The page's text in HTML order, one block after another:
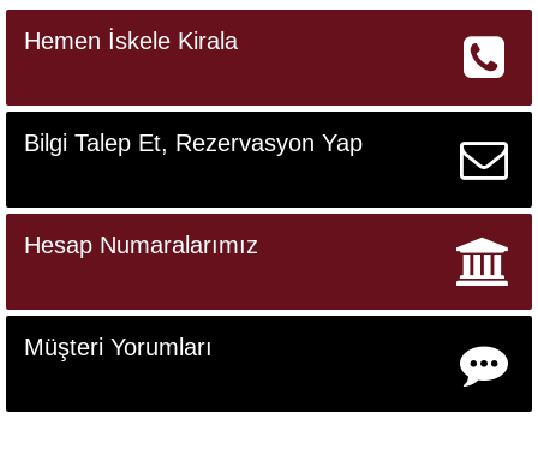
Hemen İskele Kirala
Bilgi Talep Et, Rezervasyon Yap
Hesap Numaralarımız
Müşteri Yorumları